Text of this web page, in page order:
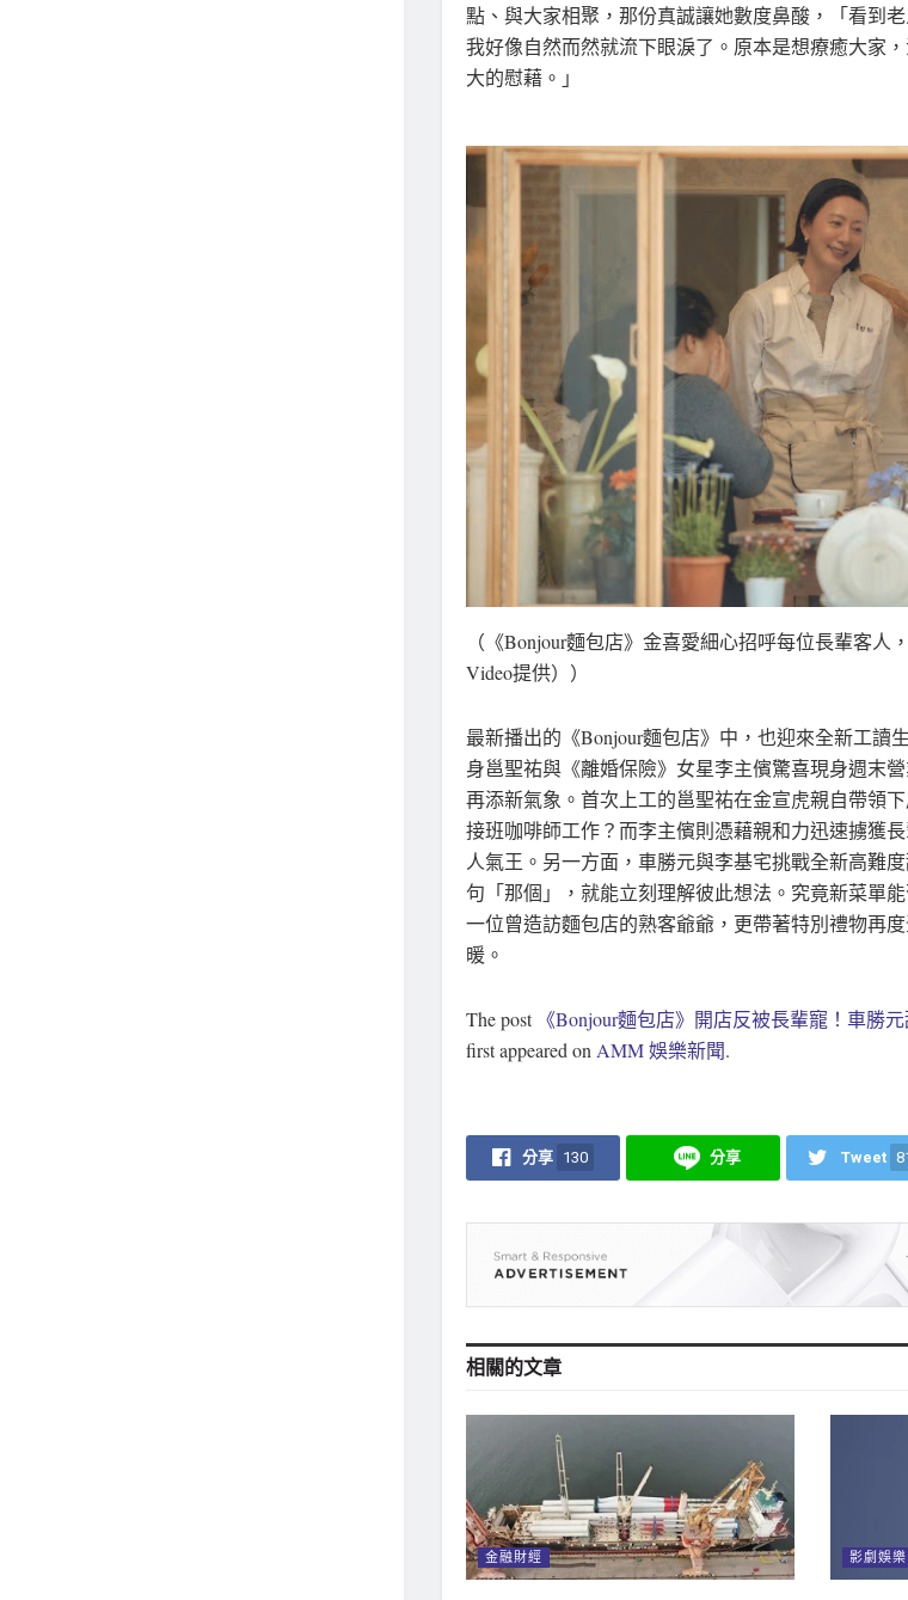
點、與大家相聚，那份真誠讓她數度鼻酸，「看到
我好像自然而然就流下眼淚了。原本是想療癒大家
大的慰藉。」
（《Bonjour麵包店》金喜愛細心招呼每位長輩客人
Video提供））
最新播出的《Bonjour麵包店》中，也迎來全新工讀
身邕聖祐與《離婚保險》女星李主儐驚喜現身週末
再添新氣象。首次上工的邕聖祐在金宣虎親自帶領
接班咖啡師工作？而李主儐則憑藉親和力迅速擄獲
人氣王。另一方面，車勝元與李基宅挑戰全新高難
句「那個」，就能立刻理解彼此想法。究竟新菜單
一位曾造訪麵包店的熟客爺爺，更帶著特別禮物再
暖。
The post 《Bonjour麵包店》開店反被長輩寵！車勝
first appeared on AMM 娛樂新聞.
分享 130 分享 Tweet
相關的文章
金融財經 影劇娛樂